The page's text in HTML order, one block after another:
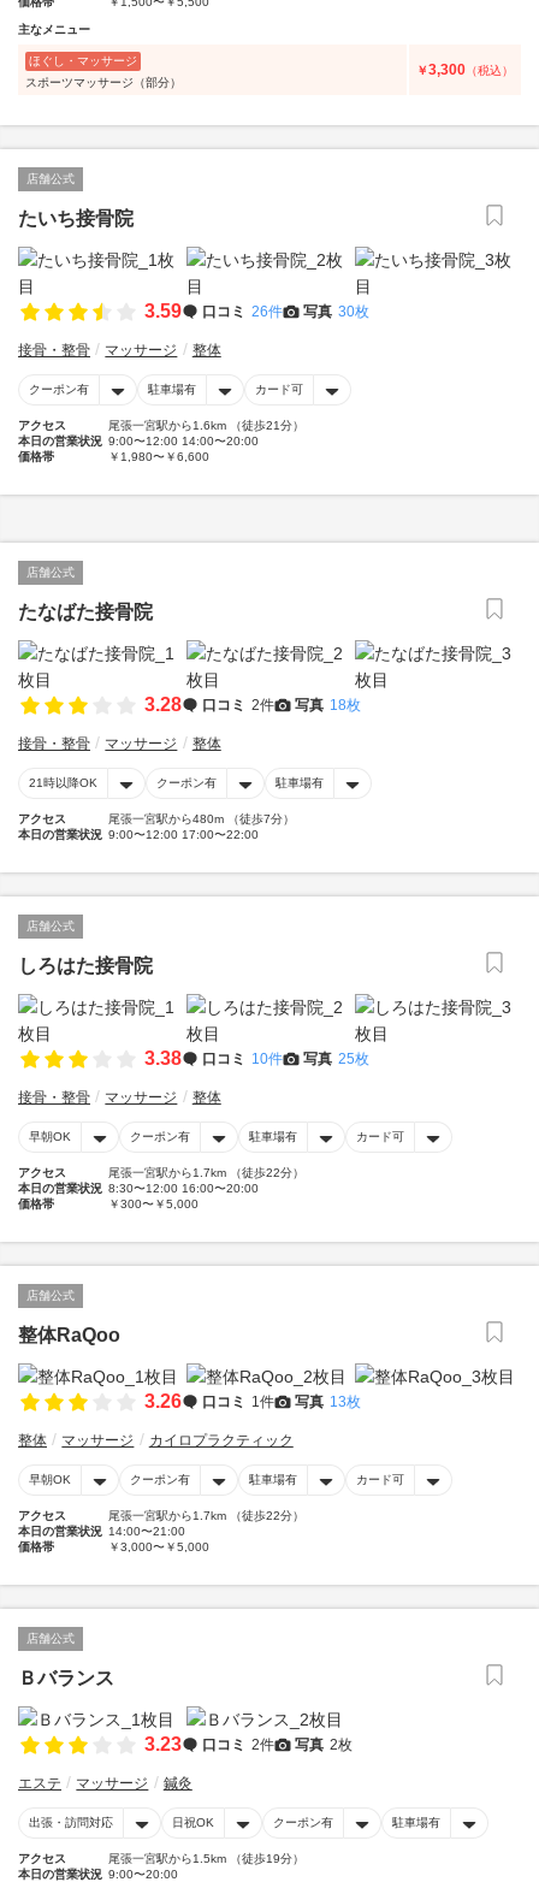
主なメニュー
ほぐし・マッサージ
スポーツマッサージ（部分）
￥3,300 （税込）
店舗公式
たいち接骨院
3.59 口コミ 26件 写真 30枚
接骨・整骨 マッサージ 整体
クーポン有 駐車場有 カード可
アクセス
尾張一宮駅から1.6km （徒歩21分）
本日の営業状況 9:00〜12:00 14:00〜20:00
価格帯
￥1,980〜￥6,600
店舗公式
たなばた接骨院
3.28 口コミ 2件 写真 18枚
接骨・整骨 マッサージ 整体
21時以降OK クーポン有 駐車場有
アクセス
尾張一宮駅から480m （徒歩7分）
本日の営業状況 9:00〜12:00 17:00〜22:00
店舗公式
しろはた接骨院
3.38 口コミ 10件 写真 25枚
接骨・整骨 マッサージ 整体
早朝OK クーポン有 駐車場有 カード可
アクセス
尾張一宮駅から1.7km （徒歩22分）
本日の営業状況 8:30〜12:00 16:00〜20:00
価格帯
￥300〜￥5,000
店舗公式
整体RaQoo
3.26 口コミ 1件 写真 13枚
整体 マッサージ カイロプラクティック
早朝OK クーポン有 駐車場有 カード可
アクセス
尾張一宮駅から1.7km （徒歩22分）
本日の営業状況 14:00〜21:00
価格帯
￥3,000〜￥5,000
店舗公式
Ｂバランス
3.23 口コミ 2件 写真 2枚
エステ マッサージ 鍼灸
出張・訪問対応 日祝OK クーポン有 駐車場有
アクセス
尾張一宮駅から1.5km （徒歩19分）
本日の営業状況 9:00〜20:00